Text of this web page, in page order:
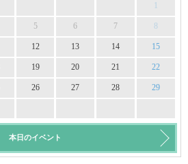
1
5 6 7 8
12 13 14 15
19 20 21 22
26 27 28 29
本日のイベント